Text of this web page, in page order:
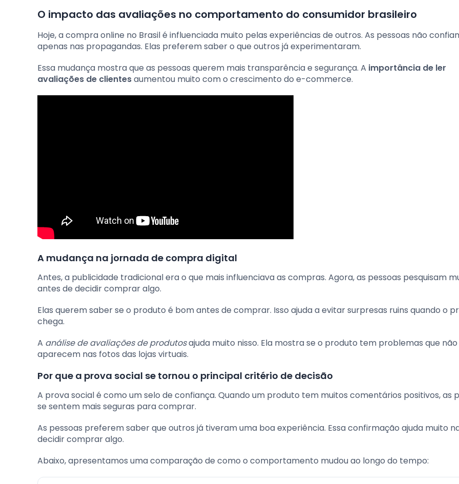
O impacto das avaliações no comportamento do consumidor brasileiro
Hoje, a compra online no Brasil é influenciada muito pelas experiências de outros. As pessoas não
apenas nas propagandas. Elas preferem saber o que outros já experimentaram.
Essa mudança mostra que as pessoas querem mais transparência e segurança. A importância de ler
avaliações de clientesaumentou muito com o crescimento do e-commerce.
A mudança na jornada de compra digital
Antes, a publicidade tradicional era o que mais influenciava as compras. Agora, as pessoas pesquisam
antes de decidir comprar algo.
Elas querem saber se o produto é bom antes de comprar. Isso ajuda a evitar surpresas ruins quando o
chega.
A análise de avaliações de produtosajuda muito nisso. Ela mostra se o produto tem problemas que não
aparecem nas fotos das lojas virtuais.
Por que a prova social se tornou o principal critério de decisão
A prova social é como um selo de confiança. Quando um produto tem muitos comentários positivos, as
se sentem mais seguras para comprar.
As pessoas preferem saber que outros já tiveram uma boa experiência. Essa confirmação ajuda muito
decidir comprar algo.
Abaixo, apresentamos uma comparação de como o comportamento mudou ao longo do tempo: